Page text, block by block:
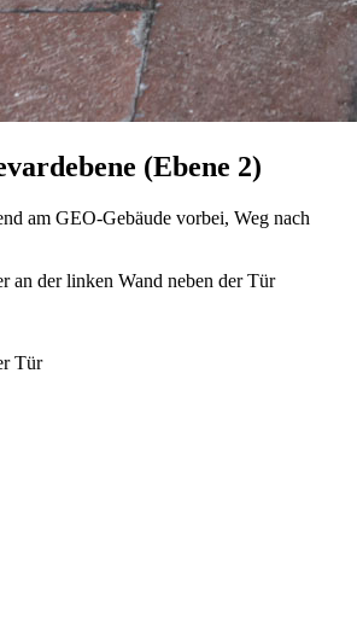
(Ebene 2)
am GEO-Gebäude vorbei, Weg nach
an der linken Wand neben der Tür
Tür